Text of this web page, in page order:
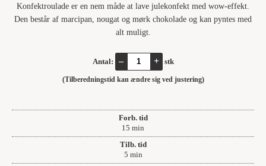
Konfektroulade er en nem måde at lave julekonfekt med wow-effekt.
Den består af marcipan, nougat og mørk chokolade og kan pyntes med
alt muligt.
Antal: – + stk
(Tilberedningstid kan ændre sig ved justering)
Forb. tid
15 minutter
min
Tilb. tid
5minutter
min